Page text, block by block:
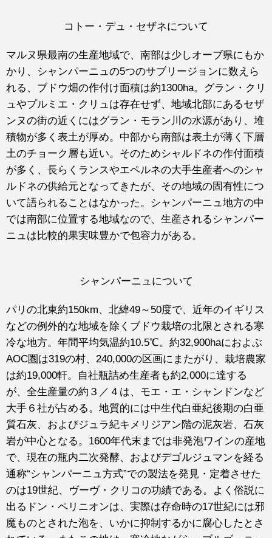
コトー・デュ・セザネについて
マルヌ県最南の生産地域で、南部は少しオーブ県にもか
かり、シャンパーニュの5つのサブリージョンに数えら
れる、ブドウ畑の作付け面積は約1300ha。グラン・クリ
ュやプルミエ・クリュは存在せず、地域北部にあるセザ
ンヌの街の近くにはグラン・モラン川の水源があり、堆
積物が多く表土が厚め。中部から南部は表土が薄く下層
土のチョーク層も近い。そのためシャルドネの作付面積
が多く、長らくランスやエペルネの大手生産者へのシャ
ルドネの供給元となってきたが、その地域の固有性につ
いて語られることはなかった。シャンパーニュ地方の中
では南部に位置する地域なので、生産されるシャンパー
ニュは比較的果実味豊かで包容力がある。
シャンパーニュについて
パリの北東約150km、北緯49～50度で、近年のイギリス
などの例外的な地域を除くブドウ栽培の北限とされる寒
冷な地方。年間平均気温約10.5℃。約32,900haにおよぶ
AOC圏は319の村、240,000の区画にまたがり、栽培農家
は約19,000軒。自社瓶詰め生産者も約2,000に達する
が、全生産量の約３／４は、モエ・エ・シャンドンなど
大手６社が占める。地質的には中生代白亜紀後期の白亜
質石灰、およびジュラ紀キメリジアン階の泥灰岩、石灰
岩が中心となる。1600年代末までは非発泡ワインの産地
で、現在の瓶内二次発酵、およびデゴルジュマンを経る
通称“シャンパーニュ方式”での製法を発見・定着させた
のは19世紀、ヴーヴ・クリコの功績である。よく俗説に
出るドン・ペリニオンは、実際は存命時の17世紀には邪
魔ものとされた泡を、いかに抑制するかに腐心したとさ